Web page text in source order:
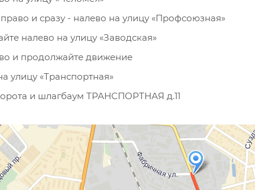
и сразу - налево на улицу «Профсоюзная»
налево на улицу «Заводская»
и продолжайте движение
улицу «Транспортная»
и шлагбаум ТРАНСПОРТНАЯ д.11